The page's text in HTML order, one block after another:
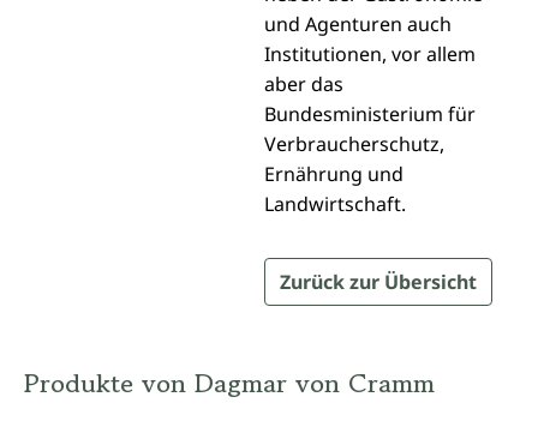
und Agenturen auch
Institutionen, vor allem
aber das
Bundesministerium für
Verbraucherschutz,
Ernährung und
Landwirtschaft.
Zurück zur Übersicht
Produkte von Dagmar von Cramm